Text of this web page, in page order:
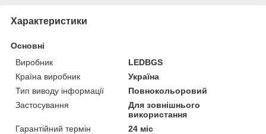
Характеристики
Основні
Виробник
LEDBGS
Країна виробник
Україна
Тип виводу інформації
Повнокольоровий
Застосування
Для зовнішнього
використання
Гарантійний термін
24 міс